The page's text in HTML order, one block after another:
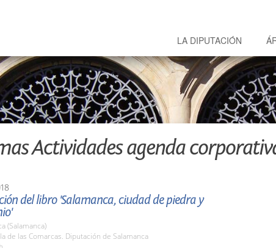
LA DIPUTACIÓN
Actividades agenda
del libro 'Salamanca, ciudad de piedra y
(Salamanca)
de las Comarcas. Diputación de Salamanca